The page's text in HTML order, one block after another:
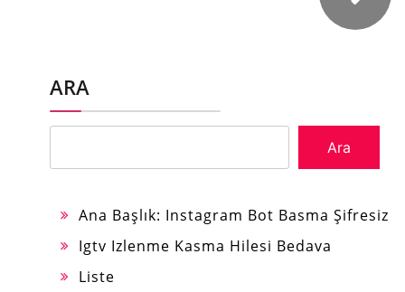
ARA
Ara
Ana Başlık: Instagram Bot Basma Şifresiz
Igtv Izlenme Kasma Hilesi Bedava
Liste